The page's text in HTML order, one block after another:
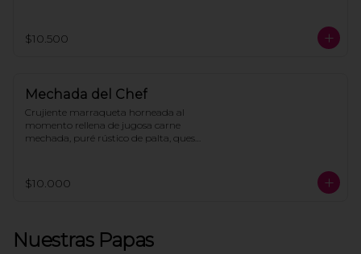
$10.500
Mechada del Chef
Crujiente marraqueta horneada al
momento rellena de jugosa carne
mechada, puré rústico de palta, queso
papas fritas.
$10.000
Nuestras Papas